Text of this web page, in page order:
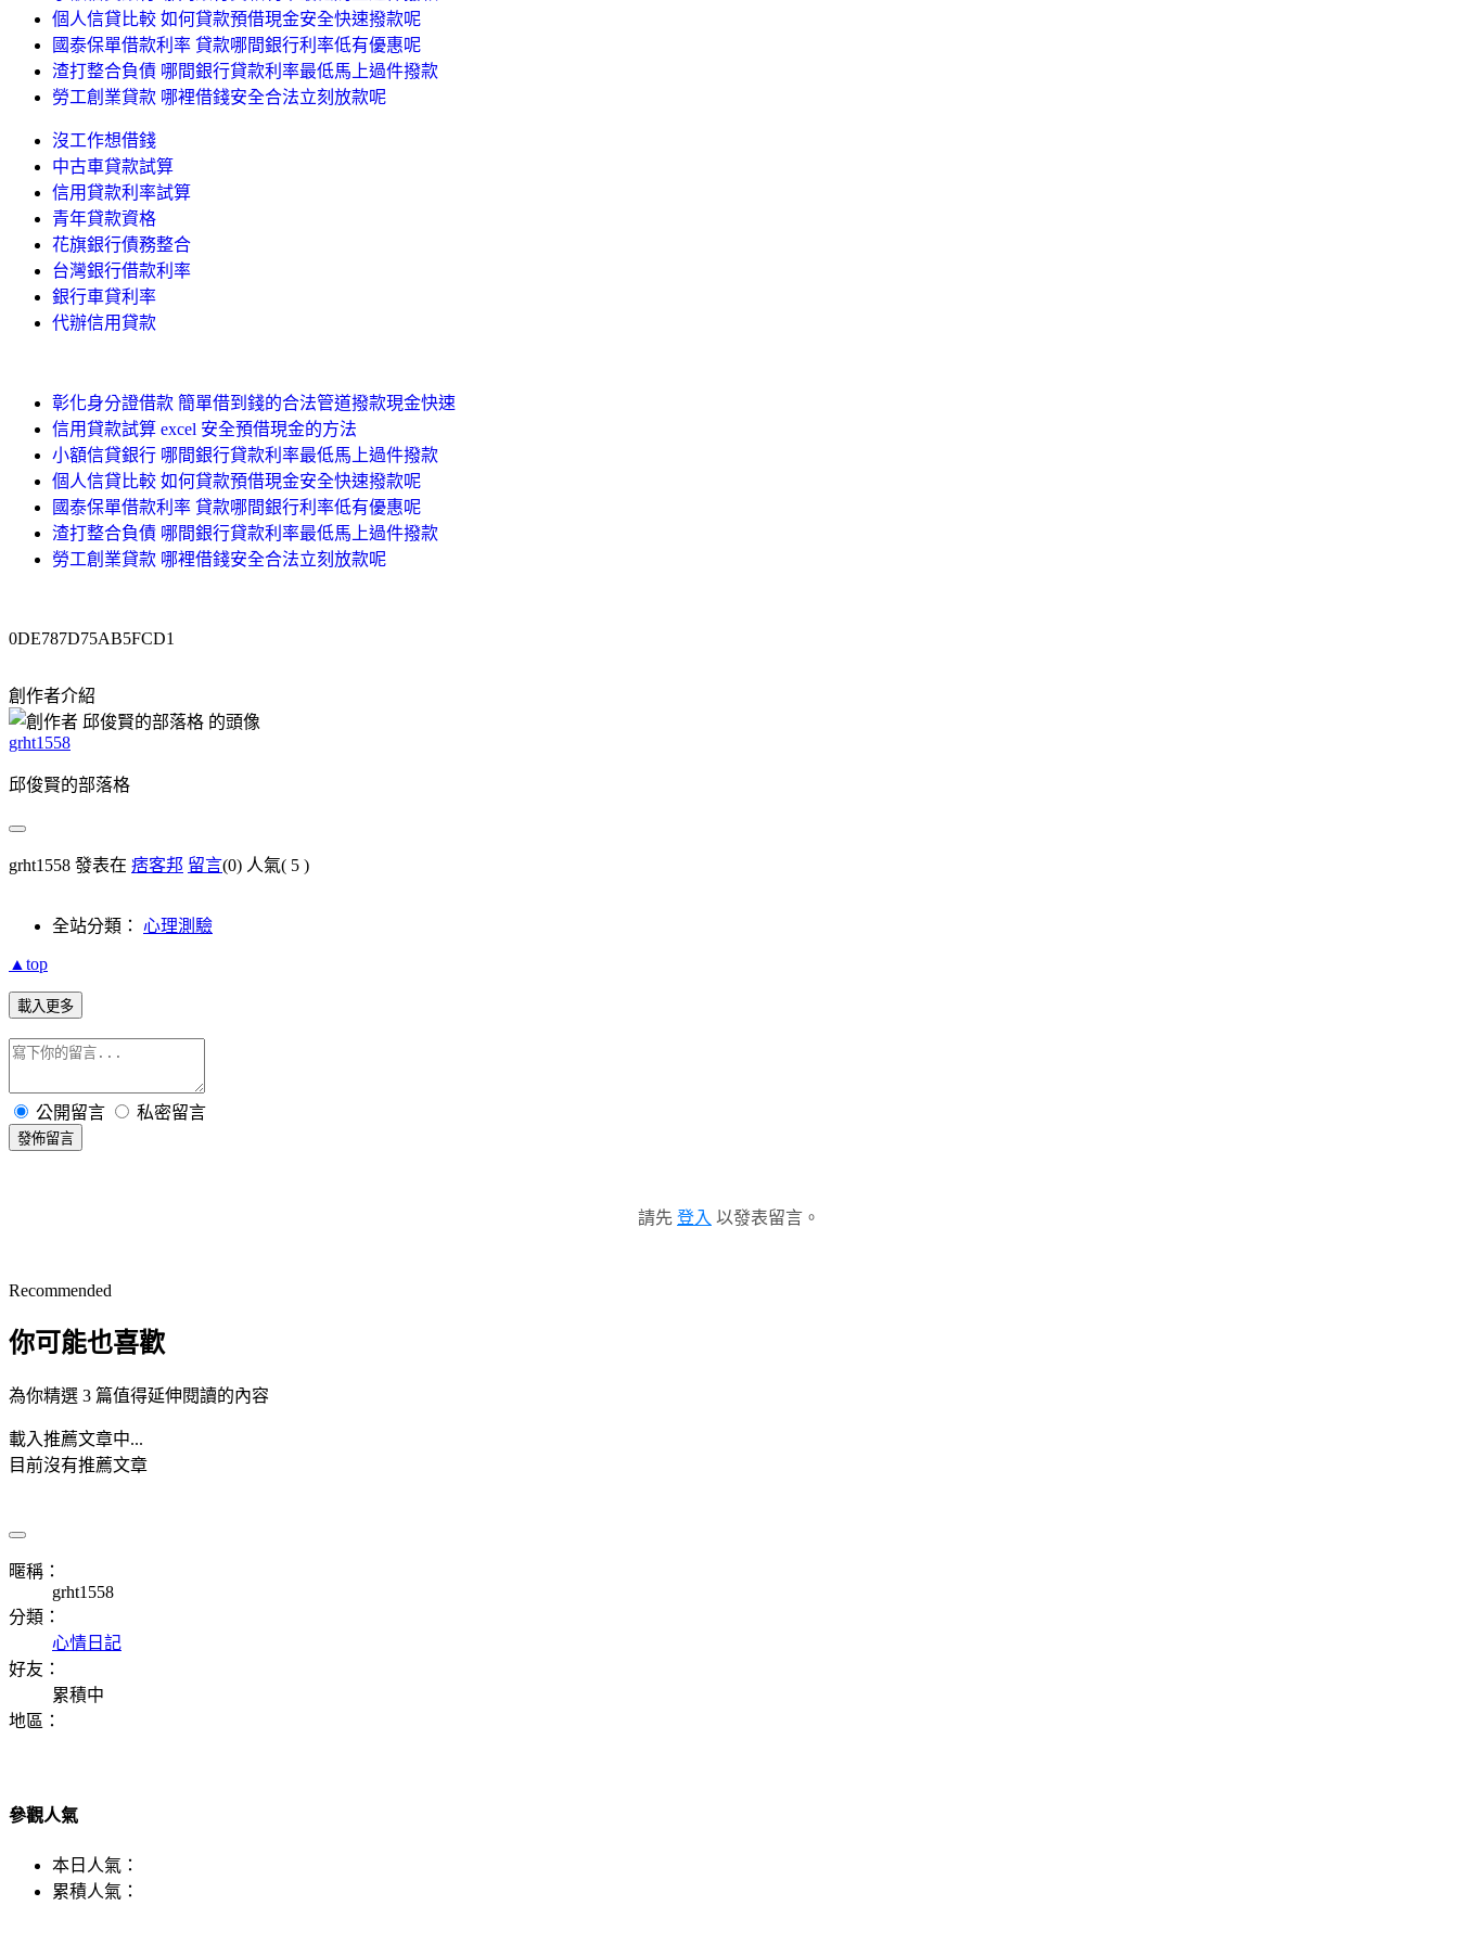
個人信貸比較 如何貸款預借現金安全快速撥款呢
國泰保單借款利率 貸款哪間銀行利率低有優惠呢
渣打整合負債 哪間銀行貸款利率最低馬上過件撥款
勞工創業貸款 哪裡借錢安全合法立刻放款呢
沒工作想借錢
中古車貸款試算
信用貸款利率試算
青年貸款資格
花旗銀行債務整合
台灣銀行借款利率
銀行車貸利率
代辦信用貸款
彰化身分證借款 簡單借到錢的合法管道撥款現金快速
信用貸款試算 excel 安全預借現金的方法
小額信貸銀行 哪間銀行貸款利率最低馬上過件撥款
個人信貸比較 如何貸款預借現金安全快速撥款呢
國泰保單借款利率 貸款哪間銀行利率低有優惠呢
渣打整合負債 哪間銀行貸款利率最低馬上過件撥款
勞工創業貸款 哪裡借錢安全合法立刻放款呢
0DE787D75AB5FCD1
創作者介紹
grht1558
邱俊賢的部落格
grht1558 發表在 痞客邦 留言(0) 人氣( 5 )
全站分類： 心理測驗
▲top
載入更多
公開留言 私密留言
發佈留言
請先 登入 以發表留言。
Recommended
你可能也喜歡
為你精選 3 篇值得延伸閱讀的內容
載入推薦文章中...
目前沒有推薦文章
暱稱：
grht1558
分類：
心情日記
好友：
累積中
地區：
參觀人氣
本日人氣：
累積人氣：